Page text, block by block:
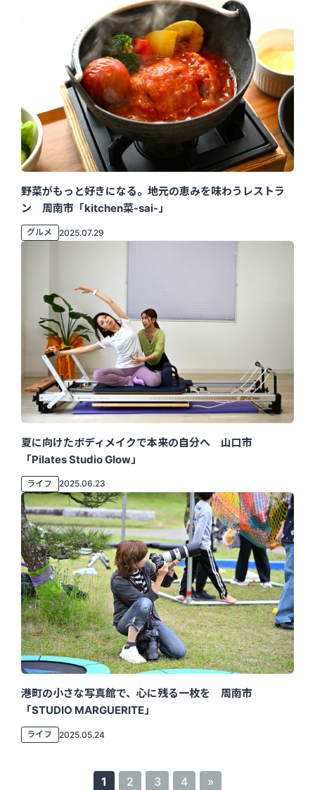
野菜がもっと好きになる。地元の恵みを味わうレストラ
ン 周南市「kitchen菜-sai-」
グルメ 2025.07.29
夏に向けたボディメイクで本来の自分へ 山口市
「Pilates Studio Glow」
ライフ 2025.06.23
港町の小さな写真館で、心に残る一枚を 周南市
「STUDIO MARGUERITE」
ライフ 2025.05.24
1 2 3 4 »